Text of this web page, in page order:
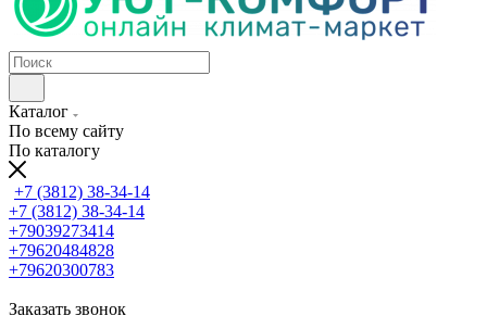
Каталог
По всему сайту
По каталогу
+7 (3812) 38-34-14
+7 (3812) 38-34-14
+79039273414
+79620484828
+79620300783
Заказать звонок